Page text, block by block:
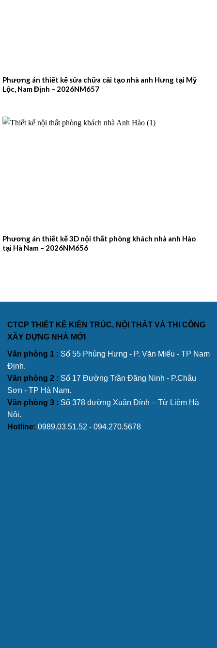
Phương án thiết kế sửa chữa cải tạo nhà anh Hưng tại Mỹ
Lộc, Nam Định – 2026NM657
Phương án thiết kế 3D nội thất phòng khách nhà anh Hào
tại Hà Nam – 2026NM656
CTCP THIẾT KẾ KIẾN TRÚC, NỘI THẤT VÀ THI CÔNG
XÂY DỰNG NHÀ MỚI
Văn phòng 1 : Số 55 Phùng Hưng - P. Văn Miếu - TP Nam
Định.
Văn phòng 2 : Số 17 Đường Trần Đăng Ninh - P.Châu
Sơn - TP Hà Nam.
Văn phòng 3 : Số 378 đường Xuân Đỉnh – Từ Liêm Hà
Nội.
Hotline: 0989.03.51.52 - 094.270.5678